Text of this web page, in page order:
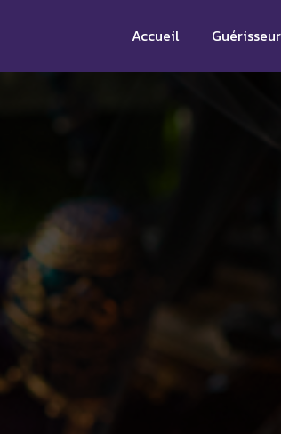
Accueil Guérisseur